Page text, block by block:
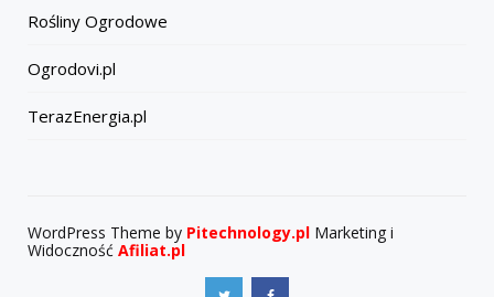
Rośliny Ogrodowe
Ogrodovi.pl
TerazEnergia.pl
WordPress Theme by Pitechnology.pl Marketing i
Widoczność Afiliat.pl